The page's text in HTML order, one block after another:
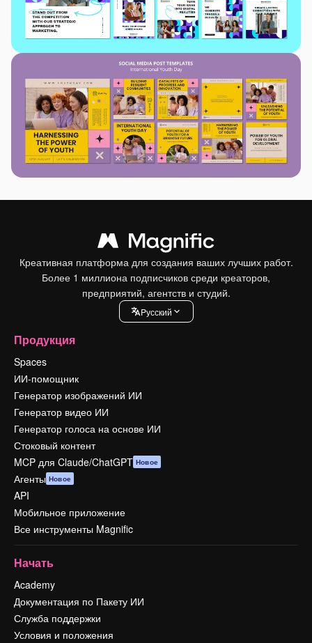
Креативная платформа для создания ваших лучших работ.
Более 1 миллиона подписчиков среди креаторов,
предприятий, агентств и студий.
Pусский
Продукция
Spaces
ИИ-помощник
Генератор изображений ИИ
Генератор видео ИИ
Генератор голоса на основе ИИ
Стоковый контент
MCP для Claude/ChatGPT Новое
Агенты Новое
API
Мобильное приложение
Все инструменты Magnific
Начать
Academy
Документация по Пакету ИИ
Служба поддержки
Условия и положения